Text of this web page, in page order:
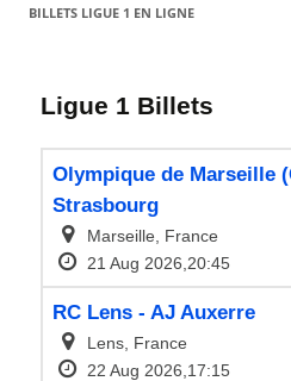
BILLETS LIGUE 1 EN LIGNE